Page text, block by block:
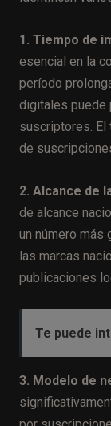
1. Tiempo de
esencial en la
período
digitales puede
suscriptores. El
de
2. Alcance de
de alcance
un número más
las marcas
publicaciones
Te puede
3. Modelo de